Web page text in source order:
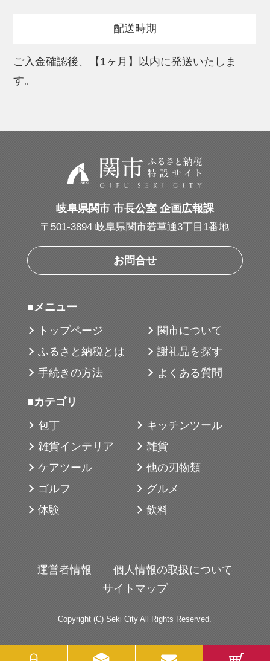
・打感：芯を感じる、しっかりとした打感
・ドライバーショット：非常に優れた飛距
・コア：新開発 ST・ハイドロコア
・インナーカバー：新開発 ST・インナーカ
・コーティング：スリップレス・バイトコ
ーティング
ンプル
（用途・シーン）
ドライバーショットでの飛距離性能と、ア
の両立を求めるゴルファーに適していま
す。
競技志向のラウンドから日常的なプレーま
で幅広く使用でき、ショットごとの打感や
弾道の安定性を重視する方に向いていま
風の影響を受けやすいシーンでも、安定し
【関市とのつながり】
配送時期
ご入金確認後、【1ヶ月】以内に発送いたしま
す。
岐阜県関市 市長公室 企画広報課
〒501-3894 岐阜県関市若草通3丁目1番地
お問合せ
■メニュー
トップページ
関市について
ふるさと納税とは
謝礼品を探す
手続きの方法
よくある質問
■カテゴリ
包丁
キッチンツール
雑貨インテリア
雑貨
ケアツール
他の刃物類
ゴルフ
グルメ
体験
飲料
運営者情報
個人情報の取扱について
サイトマップ
Copyright (C) Seki City All Rights Reserved.